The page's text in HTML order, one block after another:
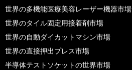
世界の多機能医療美容レーザー機器市場
世界のタイル固定用接着剤市場
世界の自動ダイカットマシン市場
世界の直接押出プレス市場
半導体テストソケットの世界市場